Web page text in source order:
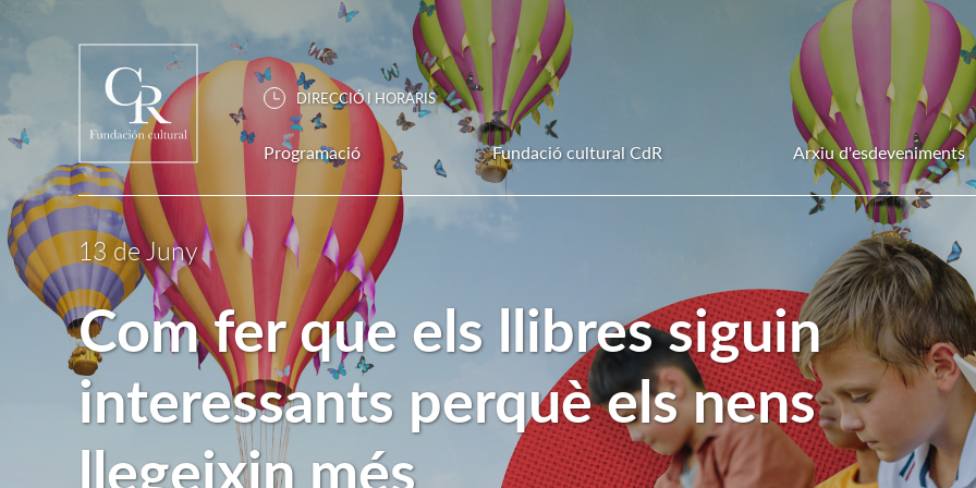
DIRECCIÓ I HORARIS
Programació Fundació cultural CdR Arxiu d'esdeveniments
13 de Juny
Com fer que els llibres siguin
interessants perquè els nens
llegeixin més